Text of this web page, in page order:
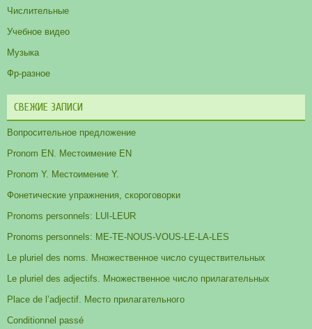
Числительные
Учебное видео
Музыка
Фр-разное
СВЕЖИЕ ЗАПИСИ
Вопросительное предложение
Pronom EN. Местоимение EN
Pronom Y. Местоимение Y.
Фонетические упражнения, скороговорки
Pronoms personnels: LUI-LEUR
Pronoms personnels: ME-TE-NOUS-VOUS-LE-LA-LES
Le pluriel des noms. Множественное число существительных
Le pluriel des adjectifs. Множественное число прилагательных
Place de l’adjectif. Место прилагательного
Conditionnel passé